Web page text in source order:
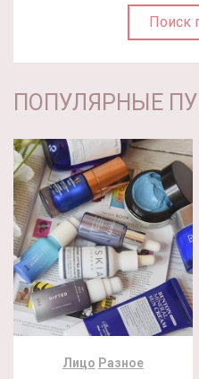
Поиск
ПОПУЛЯРНЫЕ
Лицо Разное